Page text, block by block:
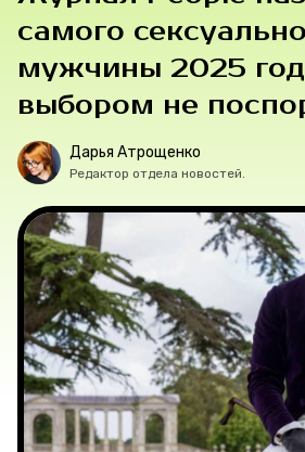
Мерч
О компании
Рубрики
Новости
Лучшее
Тесты
Секспросвет
самого
мужчины 2025
выбором не
Дарья Атрощенко
Редактор отдела новостей.